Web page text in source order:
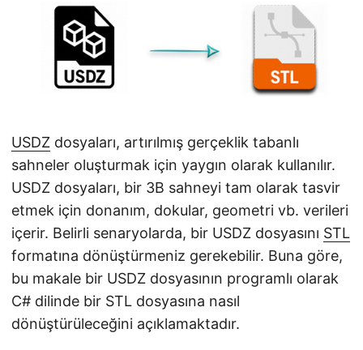
USDZ dosyaları, artırılmış gerçeklik tabanlı
sahneler oluşturmak için yaygın olarak kullanılır.
USDZ dosyaları, bir 3B sahneyi tam olarak tasvir
etmek için donanım, dokular, geometri vb. verileri
içerir. Belirli senaryolarda, bir USDZ dosyasını STL
formatına dönüştürmeniz gerekebilir. Buna göre,
bu makale bir USDZ dosyasının programlı olarak
C# dilinde bir STL dosyasına nasıl
dönüştürüleceğini açıklamaktadır.